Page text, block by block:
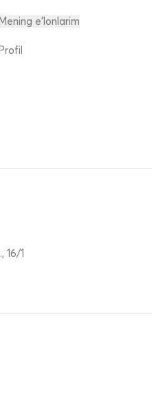
Mening e'lonlarim
Profil
16/1